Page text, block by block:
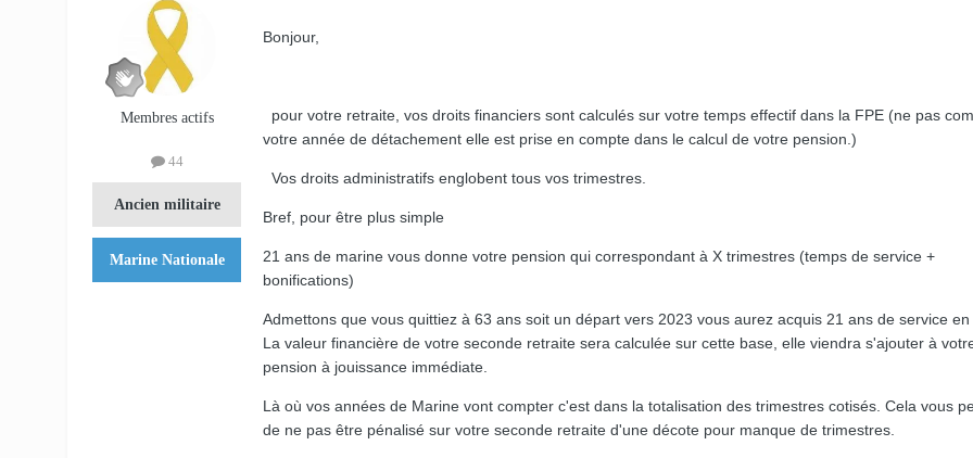
Membres actifs
44
Ancien militaire
Marine Nationale
Bonjour,
pour votre retraite, vos droits financiers sont calculés sur votre temps effectif dans la FPE (ne pas
votre année de détachement elle est prise en compte dans le calcul de votre pension.)
Vos droits administratifs englobent tous vos trimestres.
Bref, pour être plus simple
21 ans de marine vous donne votre pension qui correspondant à X trimestres (temps de service +
bonifications)
Admettons que vous quittiez à 63 ans soit un départ vers 2023 vous aurez acquis 21 ans de service en
La valeur financière de votre seconde retraite sera calculée sur cette base, elle viendra s'ajouter à
pension à jouissance immédiate.
Là où vos années de Marine vont compter c'est dans la totalisation des trimestres cotisés. Cela vous
de ne pas être pénalisé sur votre seconde retraite d'une décote pour manque de trimestres.